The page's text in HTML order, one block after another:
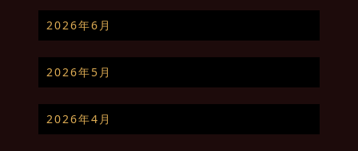
2026年6月
2026年5月
2026年4月